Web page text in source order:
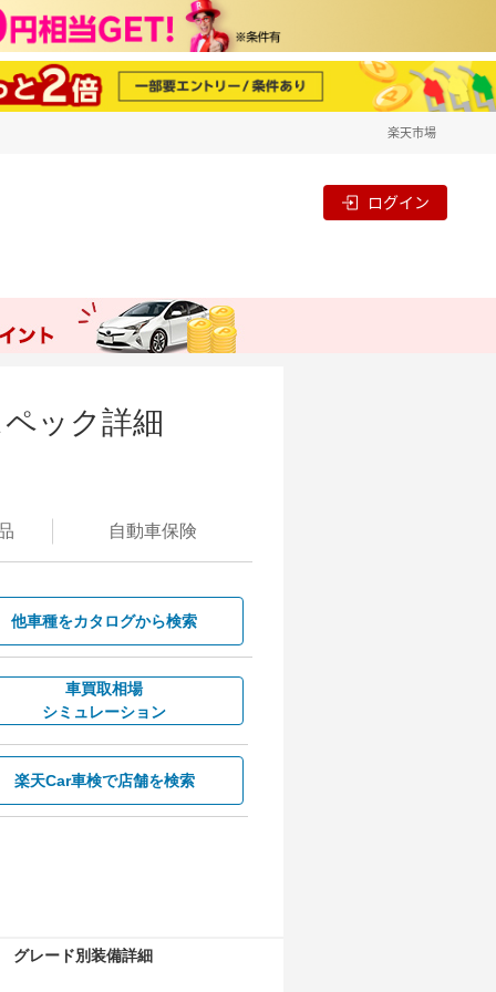
楽天市場
ログイン
ック詳細
自動車保険
他車種をカタログから検索
車買取相場
シミュレーション
楽天Car車検で店舗を検索
グレード別装備詳細